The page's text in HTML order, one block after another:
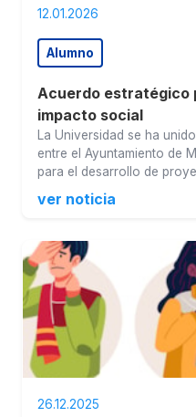
12.01.2026
Alumno
Acuerdo estratégico
impacto social
La Universidad se ha
entre el Ayuntamiento de
para el desarrollo de
ver noticia
26.12.2025